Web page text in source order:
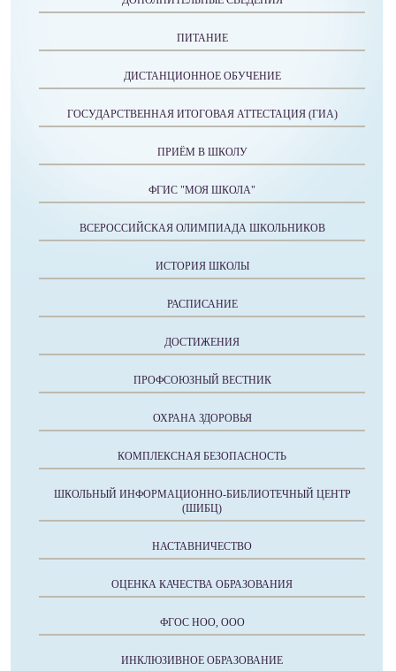
ПИТАНИЕ
ДИСТАНЦИОННОЕ ОБУЧЕНИЕ
ГОСУДАРСТВЕННАЯ ИТОГОВАЯ АТТЕСТАЦИЯ (ГИА)
ПРИЁМ В ШКОЛУ
ФГИС "МОЯ ШКОЛА"
ВСЕРОССИЙСКАЯ ОЛИМПИАДА ШКОЛЬНИКОВ
ИСТОРИЯ ШКОЛЫ
РАСПИСАНИЕ
ДОСТИЖЕНИЯ
ПРОФСОЮЗНЫЙ ВЕСТНИК
ОХРАНА ЗДОРОВЬЯ
КОМПЛЕКСНАЯ БЕЗОПАСНОСТЬ
ШКОЛЬНЫЙ ИНФОРМАЦИОННО-БИБЛИОТЕЧНЫЙ ЦЕНТР
(ШИБЦ)
НАСТАВНИЧЕСТВО
ОЦЕНКА КАЧЕСТВА ОБРАЗОВАНИЯ
ФГОС НОО, ООО
ИНКЛЮЗИВНОЕ ОБРАЗОВАНИЕ